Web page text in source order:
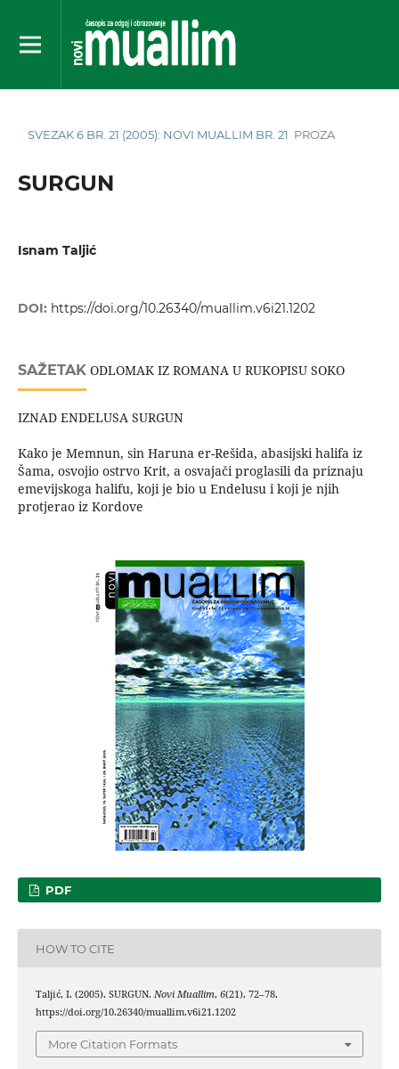
SVEZAK 6 BR. 21 (2005): NOVI MUALLIM BR. 21 PROZA
SURGUN
Isnam Taljić
DOI: https://doi.org/10.26340/muallim.v6i21.1202
SAŽETAKODLOMAK IZ ROMANA U RUKOPISU SOKO
IZNAD ENDELUSA SURGUN
Kako je Memnun, sin Haruna er-Rešida, abasijski halifa iz
Šama, osvojio ostrvo Krit, a osvajači proglasili da priznaju
emevijskoga halifu, koji je bio u Endelusu i koji je njih
protjerao iz Kordove
PDF
HOW TO CITE
Taljić, I. (2005). SURGUN. Novi Muallim, 6(21), 72–78.
https://doi.org/10.26340/muallim.v6i21.1202
More Citation Formats